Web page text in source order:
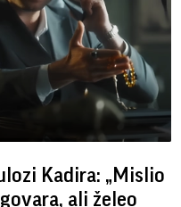
Kadira: „Mislio
ali želeo